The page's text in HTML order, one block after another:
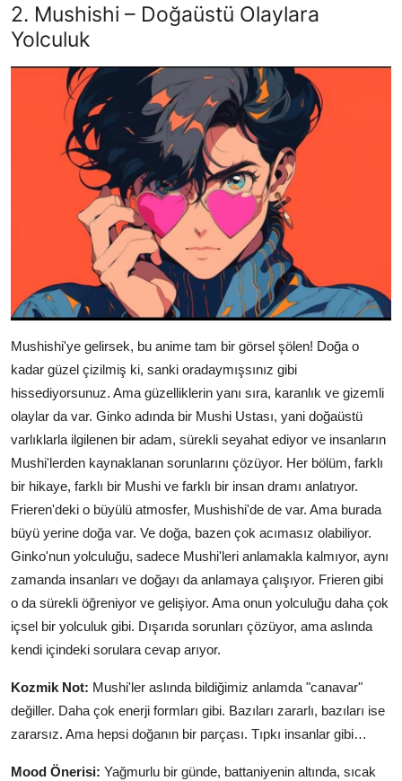
2. Mushishi – Doğaüstü Olaylara
Yolculuk
Mushishi'ye gelirsek, bu anime tam bir görsel şölen! Doğa o
kadar güzel çizilmiş ki, sanki oradaymışsınız gibi
hissediyorsunuz. Ama güzelliklerin yanı sıra, karanlık ve gizemli
olaylar da var. Ginko adında bir Mushi Ustası, yani doğaüstü
varlıklarla ilgilenen bir adam, sürekli seyahat ediyor ve insanların
Mushi'lerden kaynaklanan sorunlarını çözüyor. Her bölüm, farklı
bir hikaye, farklı bir Mushi ve farklı bir insan dramı anlatıyor.
Frieren'deki o büyülü atmosfer, Mushishi'de de var. Ama burada
büyü yerine doğa var. Ve doğa, bazen çok acımasız olabiliyor.
Ginko'nun yolculuğu, sadece Mushi'leri anlamakla kalmıyor, aynı
zamanda insanları ve doğayı da anlamaya çalışıyor. Frieren gibi
o da sürekli öğreniyor ve gelişiyor. Ama onun yolculuğu daha çok
içsel bir yolculuk gibi. Dışarıda sorunları çözüyor, ama aslında
kendi içindeki sorulara cevap arıyor.
Kozmik Not: Mushi'ler aslında bildiğimiz anlamda "canavar"
değiller. Daha çok enerji formları gibi. Bazıları zararlı, bazıları ise
zararsız. Ama hepsi doğanın bir parçası. Tıpkı insanlar gibi…
Mood Önerisi: Yağmurlu bir günde, battaniyenin altında, sıcak